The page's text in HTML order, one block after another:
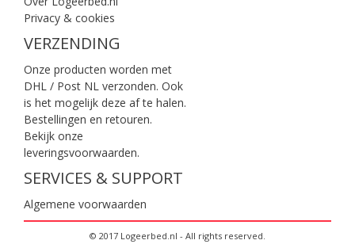
Privacy & cookies
VERZENDING
Onze producten worden met
DHL / Post NL verzonden. Ook
is het mogelijk deze af te halen.
Bestellingen en retouren.
Bekijk onze
leveringsvoorwaarden.
SERVICES & SUPPORT
Algemene voorwaarden
© 2017 Logeerbed.nl - All rights reserved.